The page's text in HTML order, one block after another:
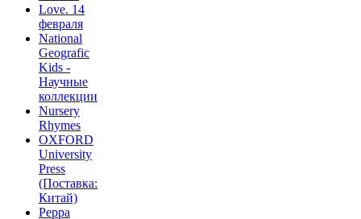
Love. 14
февраля
National
Geografic
Kids -
Научные
коллекции
Nursery
Rhymes
OXFORD
University
Press
(Поставка:
Китай)
Peppa